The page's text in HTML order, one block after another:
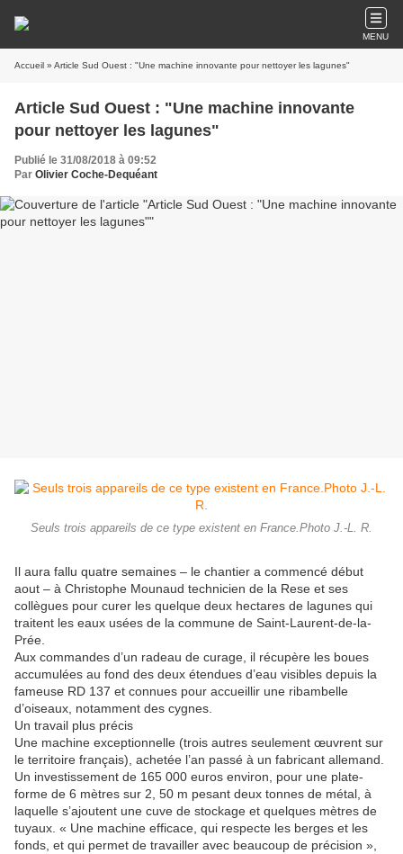
MENU
Accueil » Article Sud Ouest : "Une machine innovante pour nettoyer les lagunes"
Article Sud Ouest : "Une machine innovante
pour nettoyer les lagunes"
Publié le 31/08/2018 à 09:52
Par Olivier Coche-Dequéant
Seuls trois appareils de ce type existent en France.Photo J.-L. R.
Il aura fallu quatre semaines – le chantier a commencé début
aout – à Christophe Mounaud technicien de la Rese et ses
collègues pour curer les quelque deux hectares de lagunes qui
traitent les eaux usées de la commune de Saint-Laurent-de-la-
Prée.
Aux commandes d’un radeau de curage, il récupère les boues
accumulées au fond des deux étendues d’eau visibles depuis la
fameuse RD 137 et connues pour accueillir une ribambelle
d’oiseaux, notamment des cygnes.
Un travail plus précis
Une machine exceptionnelle (trois autres seulement œuvrent sur
le territoire français), achetée l’an passé à un fabricant allemand.
Un investissement de 165 000 euros environ, pour une plate-
forme de 6 mètres sur 2, 50 m pesant deux tonnes de métal, à
laquelle s’ajoutent une cuve de stockage et quelques mètres de
tuyaux. « Une machine efficace, qui respecte les berges et les
fonds, et qui permet de travailler avec beaucoup de précision »,